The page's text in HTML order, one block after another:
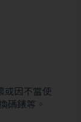
或因不當使
碼錶等。